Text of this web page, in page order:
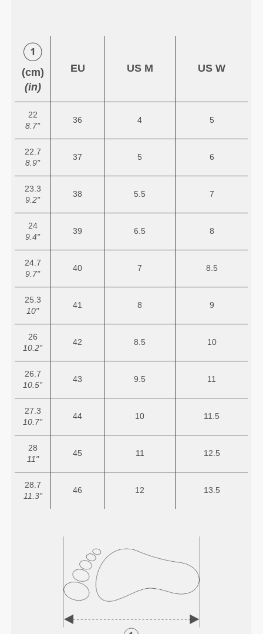
(cm)
(in)
EU US M US W
22
8.7"
36 4 5
22.7
8.9"
37 5 6
23.3
9.2"
38 5.5 7
24
9.4"
39 6.5 8
24.7
9.7"
40 7 8.5
25.3
10"
41 8 9
26
10.2"
42 8.5 10
26.7
10.5"
43 9.5 11
27.3
10.7"
44 10 11.5
28
11"
45 11 12.5
28.7
11.3"
46 12 13.5